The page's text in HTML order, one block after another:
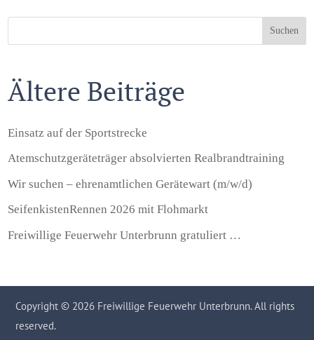
Suchen
Ältere Beiträge
Einsatz auf der Sportstrecke
Atemschutzgeräteträger absolvierten Realbrandtraining
Wir suchen – ehrenamtlichen Gerätewart (m/w/d)
SeifenkistenRennen 2026 mit Flohmarkt
Freiwillige Feuerwehr Unterbrunn gratuliert …
Copyright © 2026 Freiwillige Feuerwehr Unterbrunn. All rights
reserved.